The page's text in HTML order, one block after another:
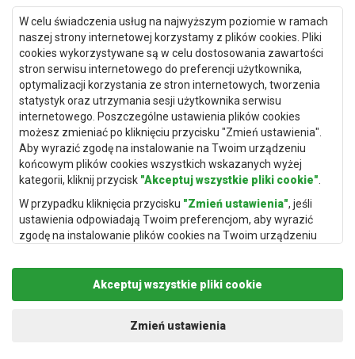
W celu świadczenia usług na najwyższym poziomie w ramach
naszej strony internetowej korzystamy z plików cookies. Pliki
cookies wykorzystywane są w celu dostosowania zawartości
stron serwisu internetowego do preferencji użytkownika,
optymalizacji korzystania ze stron internetowych, tworzenia
statystyk oraz utrzymania sesji użytkownika serwisu
internetowego. Poszczególne ustawienia plików cookies
możesz zmieniać po kliknięciu przycisku "Zmień ustawienia".
Aby wyrazić zgodę na instalowanie na Twoim urządzeniu
końcowym plików cookies wszystkich wskazanych wyżej
kategorii, kliknij przycisk "Akceptuj wszystkie pliki cookie"
W przypadku kliknięcia przycisku "Zmień ustawienia", jeśli
ustawienia odpowiadają Twoim preferencjom, aby wyrazić
zgodę na instalowanie plików cookies na Twoim urządzeniu
"Zapisz i zaakceptuj".
Podstawą przetwarzania danych osobowych, w zakresie w
administratora danych osobowych (Rugito Radosław Bartosik z
Akceptuj wszystkie pliki cookie
Zmień ustawienia
Dywany Gdańsk
Dywany Toruń
Dywany Bydgoszcz
Dywany Łódź
Dywany Katowice
Dywany Rzeszów
Dywany Częstochowa
Projekt i realizacja:dimax.pl